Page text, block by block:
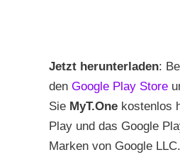
Jetzt herunterladen:
den Google Play Store
Sie MyT.Onekostenlos
Play und das Google
Marken von Google LLC.